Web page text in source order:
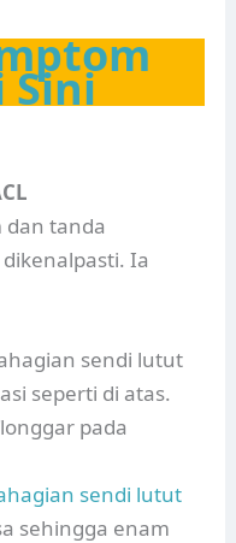
Sini
dan tanda
Ia
sendi lutut
seperti di atas.
pada
sendi lutut
sehingga enam